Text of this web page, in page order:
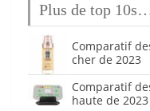
Plus de top
Comparatif
cher de 2023
Comparatif
haute de 2023